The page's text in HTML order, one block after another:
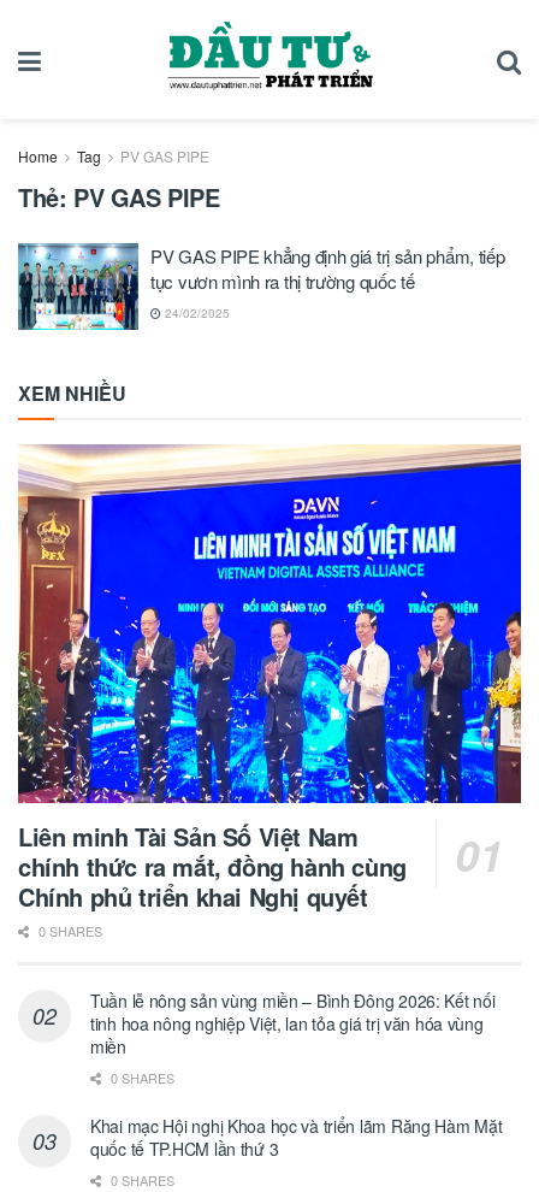
Home Tag PV GAS PIPE
Thẻ: PV GAS PIPE
PV GAS PIPE khẳng định giá trị sản phẩm, tiếp
tục vươn mình ra thị trường quốc tế
24/02/2025
XEM NHIỀU
Liên minh Tài Sản Số Việt Nam
chính thức ra mắt, đồng hành cùng
Chính phủ triển khai Nghị quyết
0 SHARES
Tuần lễ nông sản vùng miền – Bình Đông 2026: Kết nối
tinh hoa nông nghiệp Việt, lan tỏa giá trị văn hóa vùng
miền
0 SHARES
Khai mạc Hội nghị Khoa học và triển lãm Răng Hàm Mặt
quốc tế TP.HCM lần thứ 3
0 SHARES